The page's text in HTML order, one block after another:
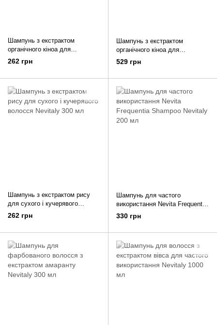
Шампунь з екстрактом
органічного кіноа для
пошкодженого волосся
Nevitaly 300 мл
262 грн
Шампунь з екстрактом
органічного кіноа для
пошкодженого волосся Nevitaly
1000мл
529 грн
Шампунь з екстрактом рису
для сухого і кучерявого
волосся Nevitaly 300 мл
262 грн
Шампунь для частого
використання Nevita Frequentia
Shampoo Nevitaly 200 мл
330 грн